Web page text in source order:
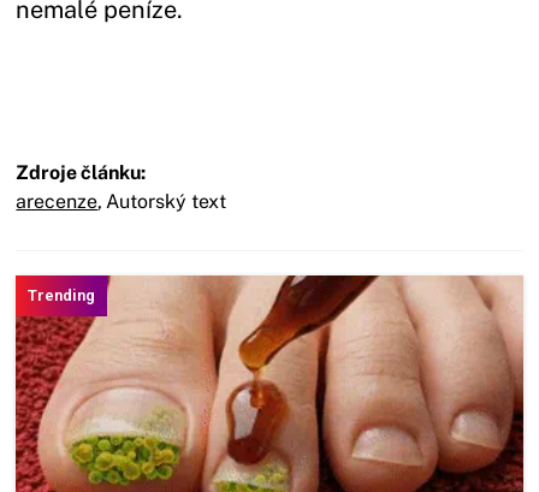
nemalé peníze.
Zdroje článku:
arecenze, Autorský text